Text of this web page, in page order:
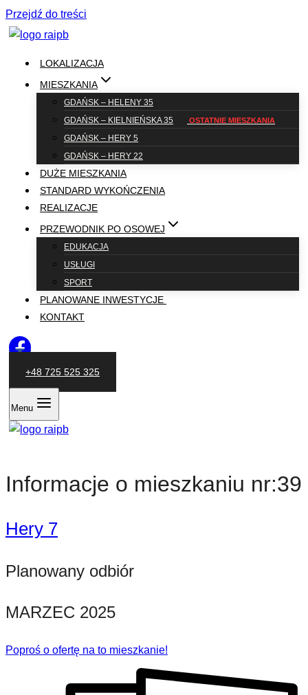
Przejdź do treści
LOKALIZACJA
MIESZKANIA
GDAŃSK – HELENY 35
GDAŃSK – KIELNIEŃSKA 35
GDAŃSK – HERY 5
GDAŃSK – HERY 22
DUŻE MIESZKANIA
STANDARD WYKOŃCZENIA
REALIZACJE
PRZEWODNIK PO OSOWEJ
EDUKACJA
USŁUGI
SPORT
PLANOWANE INWESTYCJE
KONTAKT
+48 725 525 325
Menu
Informacje o mieszkaniu nr:39
Hery 7
Planowany odbiór
MARZEC 2025
Poproś o ofertę na to mieszkanie!